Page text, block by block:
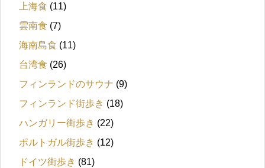
上海食 (11)
雲南食 (7)
海南島食 (11)
台湾食 (26)
フィンランドのサウナ (9)
フィンランド街歩き (18)
ハンガリー街歩き (22)
ポルトガル街歩き (12)
ドイツ街歩き (81)